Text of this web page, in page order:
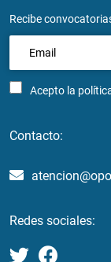
Recibe
Acepto la
Contacto:
Redes sociales: